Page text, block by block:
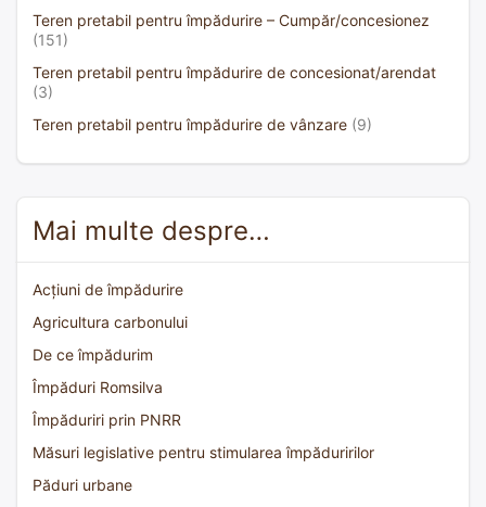
Teren pretabil pentru împădurire – Cumpăr/concesionez
(151)
Teren pretabil pentru împădurire de concesionat/arendat
(3)
Teren pretabil pentru împădurire de vânzare (9)
Mai multe despre…
Acțiuni de împădurire
Agricultura carbonului
De ce împădurim
Împăduri Romsilva
Împăduriri prin PNRR
Măsuri legislative pentru stimularea împăduririlor
Păduri urbane